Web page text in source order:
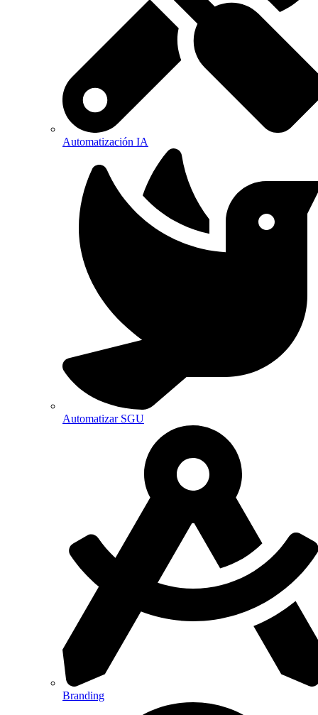
Automatización IA
Automatizar SGU
Branding